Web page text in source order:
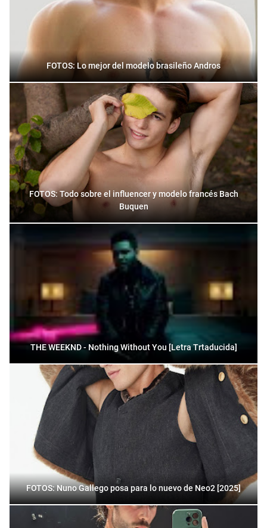
FOTOS: Lo mejor del modelo brasileño Andros
FOTOS: Todo sobre el influencer y modelo francés Bach
Buquen
THE WEEKND - Nothing Without You [Letra Trtaducida]
FOTOS: Nuno Gallego posa para lo nuevo de Neo2 [2025]